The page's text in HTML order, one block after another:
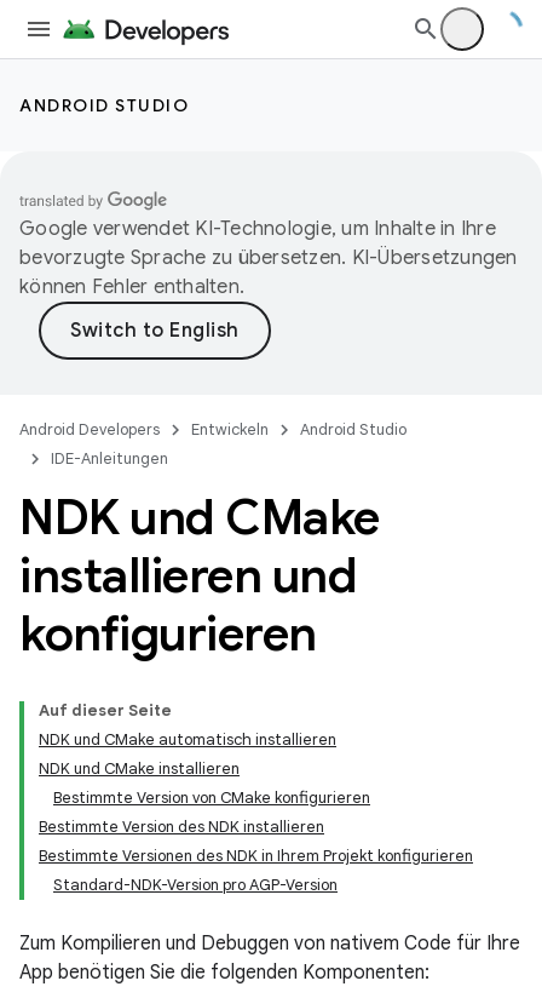
ANDROID STUDIO
Google verwendet KI-Technologie, um Inhalte in Ihre
bevorzugte Sprache zu übersetzen. KI-Übersetzungen
können Fehler enthalten.
Android Developers Entwickeln
Android Studio
IDE-Anleitungen
NDK und CMake
installieren und
konfigurieren
Auf dieser Seite
NDK und CMake automatisch installieren
NDK und CMake installieren
Bestimmte Version von CMake konfigurieren
Bestimmte Version des NDK installieren
Bestimmte Versionen des NDK in Ihrem Projekt konfigurieren
Standard-NDK-Version pro AGP-Version
Zum Kompilieren und Debuggen von nativem Code für Ihre
App benötigen Sie die folgenden Komponenten: